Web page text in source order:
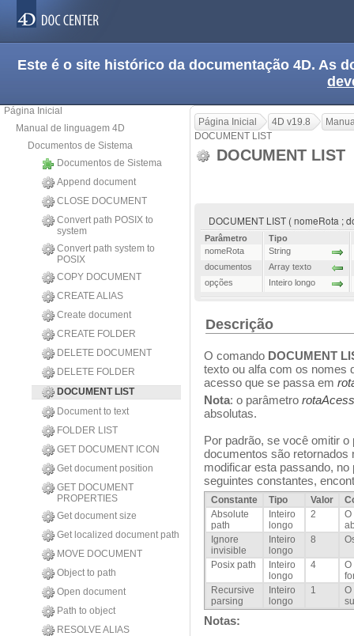
Este é o site histórico da documentação 4D. As
Página Inicial
Manual de linguagem 4D
Documentos de Sistema
Documentos de Sistema
Append document
CLOSE DOCUMENT
Convert path POSIX to
system
Convert path system to
POSIX
COPY DOCUMENT
CREATE ALIAS
Create document
CREATE FOLDER
DELETE DOCUMENT
DELETE FOLDER
DOCUMENT LIST
Document to text
FOLDER LIST
GET DOCUMENT ICON
Get document position
GET DOCUMENT
PROPERTIES
Get document size
Get localized document path
MOVE DOCUMENT
Object to path
Open document
Path to object
RESOLVE ALIAS
Página Inicial 4D v19.8
DOCUMENT LIST
DOCUMENT LIST
DOCUMENT LIST ( nomeRota ;
Parâmetro
Tipo
nomeRota
String
documentos
Array texto
opções
Inteiro longo
Descrição
O comando DOCUMENT
texto ou alfa com os nomes
acesso que se passa em
Nota: o parâmetro
absolutas.
Por padrão, se você omitir
documentos são retornados
modificar esta passando,
seguintes constantes,
Constante Tipo Valor
Absolute
path
Inteiro
longo
2
O
Ignore
invisible
Inteiro
longo
8
Posix path
Inteiro
longo
4
O
Recursive
parsing
Inteiro
longo
1
O
Notas: